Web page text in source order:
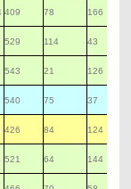
409 78 166
529 114 43
543 21 126
540 75 37
426 84 124
521 64 144